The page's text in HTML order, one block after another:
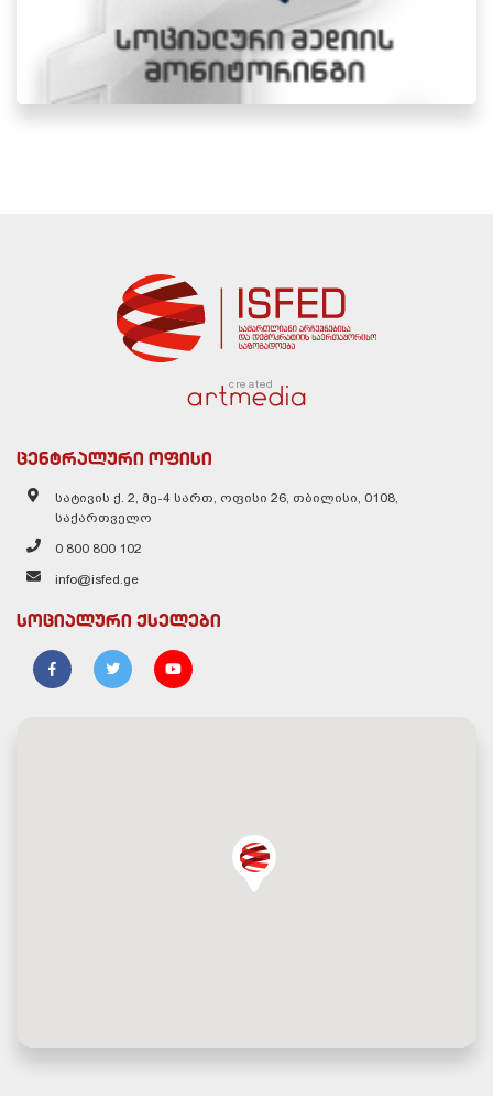
created
ცენტრალური ოფისი
სატივის ქ. 2, მე-4 სართ, ოფისი 26, თბილისი, 0108,
საქართველო
0 800 800 102
info@isfed.ge
სოციალური ქსელები